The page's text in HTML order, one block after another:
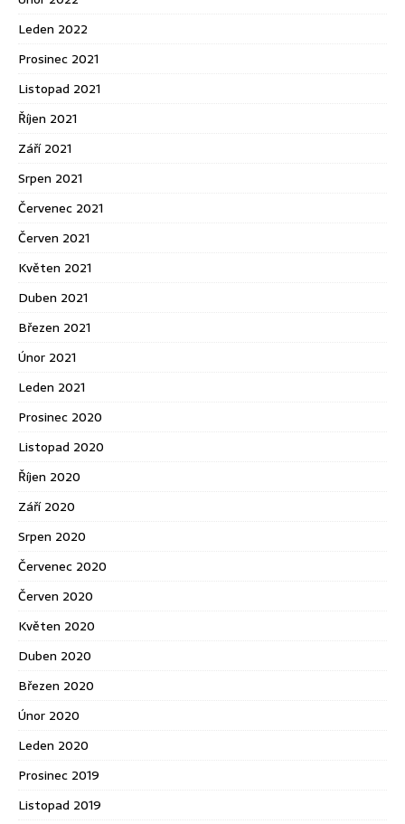
Leden 2022
Prosinec 2021
Listopad 2021
Říjen 2021
Září 2021
Srpen 2021
Červenec 2021
Červen 2021
Květen 2021
Duben 2021
Březen 2021
Únor 2021
Leden 2021
Prosinec 2020
Listopad 2020
Říjen 2020
Září 2020
Srpen 2020
Červenec 2020
Červen 2020
Květen 2020
Duben 2020
Březen 2020
Únor 2020
Leden 2020
Prosinec 2019
Listopad 2019